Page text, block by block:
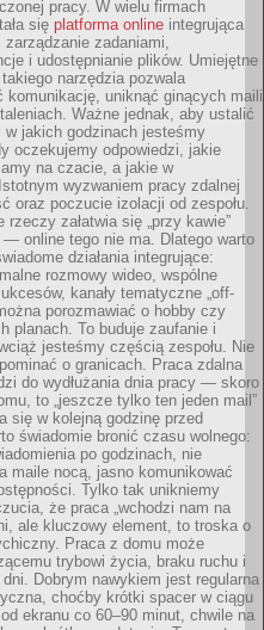
pracy. W wielu firmach
się platforma online integrująca
zarządzanie zadaniami,
i udostępnianie plików. Umiejętne
narzędzia pozwala
komunikację, uniknąć ginących maili
Ważne jednak, aby ustalić
w jakich godzinach jesteśmy
oczekujemy odpowiedzi, jakie
na czacie, a jakie w
wyzwaniem pracy zdalnej
oraz poczucie izolacji od zespołu.
rzeczy załatwia się „przy kawie”
— online tego nie ma. Dlatego warto
działania integrujące:
rozmowy wideo, wspólne
kanały tematyczne „off-
porozmawiać o hobby czy
planach. To buduje zaufanie i
jesteśmy częścią zespołu. Nie
o granicach. Praca zdalna
do wydłużania dnia pracy — skoro
to „jeszcze tylko ten jeden mail”
się w kolejną godzinę przed
świadomie bronić czasu wolnego:
po godzinach, nie
maile nocą, jasno komunikować
Tylko tak unikniemy
że praca „wchodzi nam na
ale kluczowy element, to troska o
Praca z domu może
trybowi życia, braku ruchu i
dni. Dobrym nawykiem jest regularna
choćby krótki spacer w ciągu
ekranu co 60–90 minut, chwile na